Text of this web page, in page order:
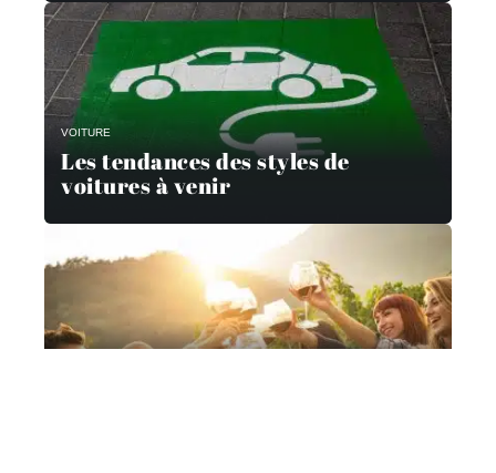
VOITURE
Les tendances des styles de
voitures à venir